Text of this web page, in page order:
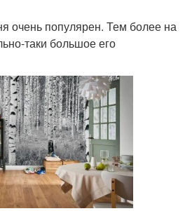
очень популярен. Тем более на
таки большое его